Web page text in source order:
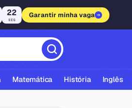
21
SEG
Garantir minha vaga
Matemática História Inglês